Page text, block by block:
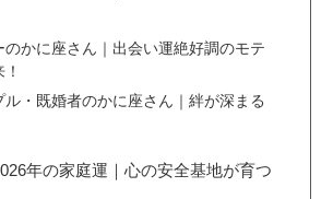
のかに座さん｜出会い運絶好調のモテ
ル・既婚者のかに座さん｜絆が深まる
年の家庭運｜心の安全基地が育つ